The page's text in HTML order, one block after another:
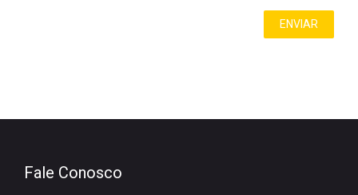
Fale Conosco